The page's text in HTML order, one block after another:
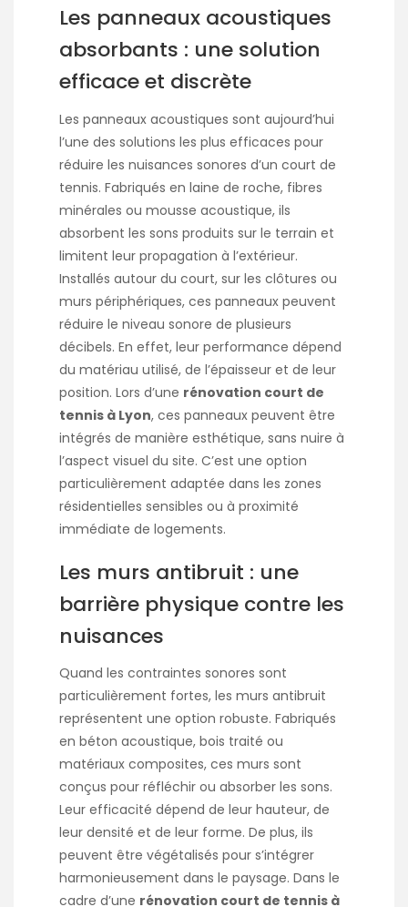
Les panneaux acoustiques
absorbants : une solution
efficace et discrète
Les panneaux acoustiques sont aujourd’hui
l’une des solutions les plus efficaces pour
réduire les nuisances sonores d’un court de
tennis. Fabriqués en laine de roche, fibres
minérales ou mousse acoustique, ils
absorbent les sons produits sur le terrain et
limitent leur propagation à l’extérieur.
Installés autour du court, sur les clôtures ou
murs périphériques, ces panneaux peuvent
réduire le niveau sonore de plusieurs
décibels. En effet, leur performance dépend
du matériau utilisé, de l’épaisseur et de leur
position. Lors d’une rénovation court de
tennis à Lyon, ces panneaux peuvent être
intégrés de manière esthétique, sans nuire à
l’aspect visuel du site. C’est une option
particulièrement adaptée dans les zones
résidentielles sensibles ou à proximité
immédiate de logements.
Les murs antibruit : une
barrière physique contre les
nuisances
Quand les contraintes sonores sont
particulièrement fortes, les murs antibruit
représentent une option robuste. Fabriqués
en béton acoustique, bois traité ou
matériaux composites, ces murs sont
conçus pour réfléchir ou absorber les sons.
Leur efficacité dépend de leur hauteur, de
leur densité et de leur forme. De plus, ils
peuvent être végétalisés pour s’intégrer
harmonieusement dans le paysage. Dans le
cadre d’une rénovation court de tennis à